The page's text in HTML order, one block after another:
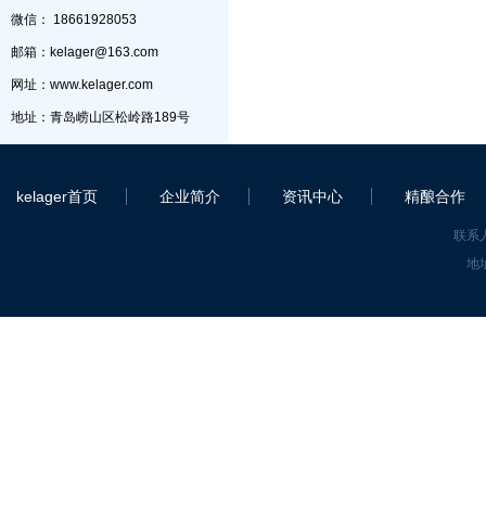
微信： 18661928053
邮箱：kelager@163.com
网址：www.kelager.com
地址：青岛崂山区松岭路189号
kelager首页 企业简介 资讯中心 精酿合作
联系
地